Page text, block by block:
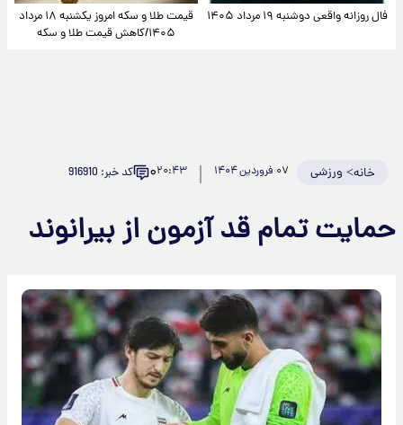
فال روزانه واقعی دوشنبه ۱۹ مرداد ۱۴۰۵
قیمت طلا و سکه امروز یکشنبه ۱۸ مرداد
۱۴۰۵/کاهش قیمت طلا و سکه
خانه>ورزشی ۰۷ فروردین ۱۴۰۴ ۲۰:۴۳۰ کد خبر: 916910
تمام قد آزمون از بیرانوند